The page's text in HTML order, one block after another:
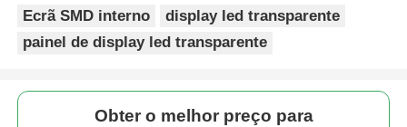
Ecrã SMD interno
display led transparente
painel de display led transparente
Obter o melhor preço para